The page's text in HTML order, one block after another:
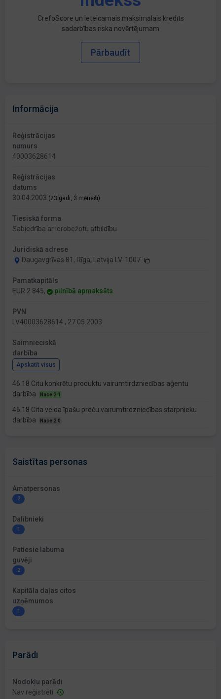
CrefoScore un ieteicamais maksimālais kredīts
sadarbības riska novērtējumam
Pārbaudīt
Informācija
Reģistrācijas
numurs
40003628614
Reģistrācijas
datums
30.04.2003 (23 gadi, 3 mēneši)
Tiesiskā forma
Sabiedrība ar ierobežotu atbildību
Juridiskā adrese
Daugavgrīvas 81, Rīga, Latvija LV-1007
Pamatkapitāls
EUR 2 845,
pilnībā apmaksāts
PVN
LV40003628614 , 27.05.2003
Saimnieciskā
darbība
Apskatīt visus
46.18 Citu konkrētu produktu vairumtirdzniecības aģentu
darbība
Nace 2.1
46.18 Cita veida īpašu preču vairumtirdzniecības starpnieku
darbība
Nace 2.0
Saistītas personas
Amatpersonas
2
Dalībnieki
1
Patiesie labuma
guvēji
2
Kapitāla daļas citos
uzņēmumos
1
Parādi
Nodokļu parādi
Nav reģistrēti